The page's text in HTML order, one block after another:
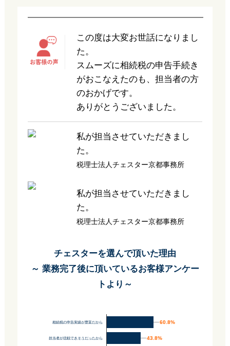
この度は大変お世話になりまし
た。
スムーズに相続税の申告手続き
がおこなえたのも、担当者の方
のおかげです。
ありがとうございました。
私が担当させていただきまし
た。
税理士法人チェスター京都事務所
私が担当させていただきまし
た。
税理士法人チェスター京都事務所
チェスターを選んで頂いた理由
～ 業務完了後に頂いているお客様アンケー
トより～
相続税の申告実績が豊富だから
担当者が信頼できそうだったから
60.8%
60.8%
43.8%
43.8%